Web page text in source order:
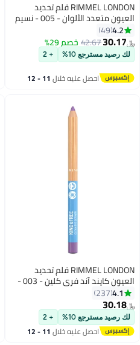
5
RIMMEL LONDON قلم تحديد
العيون متعدد الألوان - 005 - نسيم
كهربائي، 1.2 جرام
4.2
49
﷼‏30.17
42.67خصم 29%
لك رصيد مسترجع 10% + 2
احصل عليه خلال 11 - 12
6
RIMMEL LONDON قلم تحديد
العيون كايند آند فري كلين - 003 -
جريب ليلك، 1.1 جرام
4.1
237
﷼‏30.18
لك رصيد مسترجع 10% + 2
احصل عليه خلال 11 - 12